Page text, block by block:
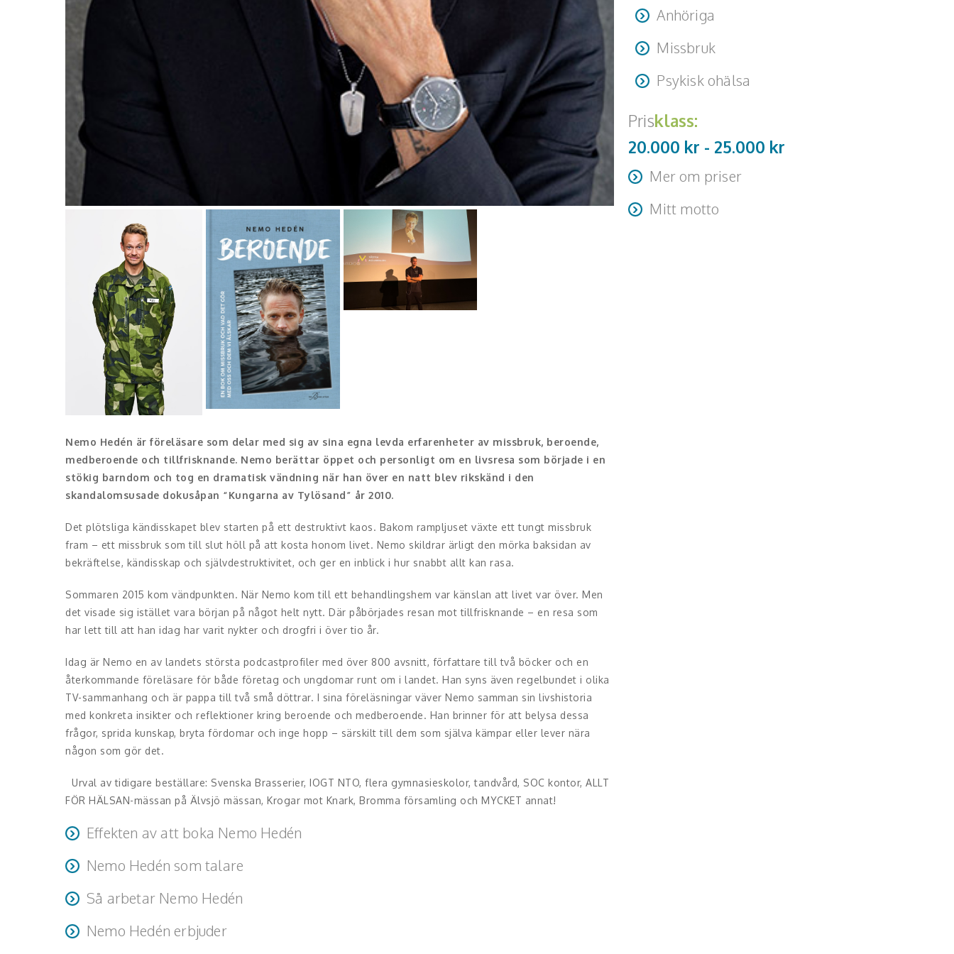
Nemo Hedén är föreläsare som delar med sig av sina egna levda erfarenheter av missbruk, beroende,
medberoende och tillfrisknande. Nemo berättar öppet och personligt om en livsresa som började i en
stökig barndom och tog en dramatisk vändning när han över en natt blev rikskänd i den
skandalomsusade dokusåpan “Kungarna av Tylösand” år 2010.
Det plötsliga kändisskapet blev starten på ett destruktivt kaos. Bakom rampljuset växte ett tungt missbruk
fram – ett missbruk som till slut höll på att kosta honom livet. Nemo skildrar ärligt den mörka baksidan av
bekräftelse, kändisskap och självdestruktivitet, och ger en inblick i hur snabbt allt kan rasa.
Sommaren 2015 kom vändpunkten. När Nemo kom till ett behandlingshem var känslan att livet var över. Men
det visade sig istället vara början på något helt nytt. Där påbörjades resan mot tillfrisknande – en resa som
har lett till att han idag har varit nykter och drogfri i över tio år.
Idag är Nemo en av landets största podcastprofiler med över 800 avsnitt, författare till två böcker och en
återkommande föreläsare för både företag och ungdomar runt om i landet. Han syns även regelbundet i olika
TV-sammanhang och är pappa till två små döttrar. I sina föreläsningar väver Nemo samman sin livshistoria
med konkreta insikter och reflektioner kring beroende och medberoende. Han brinner för att belysa dessa
frågor, sprida kunskap, bryta fördomar och inge hopp – särskilt till dem som själva kämpar eller lever nära
någon som gör det.
Urval av tidigare beställare: Svenska Brasserier, IOGT NTO, flera gymnasieskolor, tandvård, SOC kontor, ALLT
FÖR HÄLSAN-mässan på Älvsjö mässan, Krogar mot Knark, Bromma församling och MYCKET annat!
Effekten av att boka Nemo Hedén
Föreläsningen ger insikter, hopp och inspiration. Den skapar tacksamhet, nya perspektiv och ökad kunskap
Nemo Hedén som talare
Nemo är en energifylld och engagerad föreläsare med stark inlevelse. Han är personlig, öppen och ärlig i sitt
uttryck, samtidigt som han vågar vara rå och direkt när ämnet kräver det. Med karisma och närvaro fångar han
publiken och skapar en drabbande upplevelse som både inspirerar och berör på djupet.
Så arbetar Nemo Hedén
Nemo arbetar enkelt och effektivt på scen, där hans berättelse och närvaro står i centrum. Han behöver i regel
endast en mikrofon för att genomföra sin föreläsning. I vissa sammanhang, särskilt för ungdomar, kan han
Nemo Hedén erbjuder
Anhöriga
Missbruk
Psykisk ohälsa
Prisklass:
20.000 kr - 25.000 kr
Mer om priser
Resa + logi tillkommer
Mitt motto